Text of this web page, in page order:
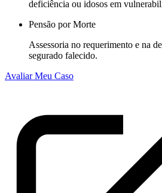
deficiência ou idosos em
Pensão por Morte
Assessoria no requerimento e na
segurado falecido.
Avaliar Meu Caso